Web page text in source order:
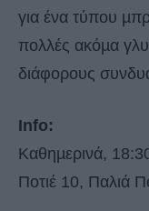
για ένα τύπου
πολλές ακόµα
διάφορους
Info:
Καθηµερινά,
Ποτιέ 10, Παλιά